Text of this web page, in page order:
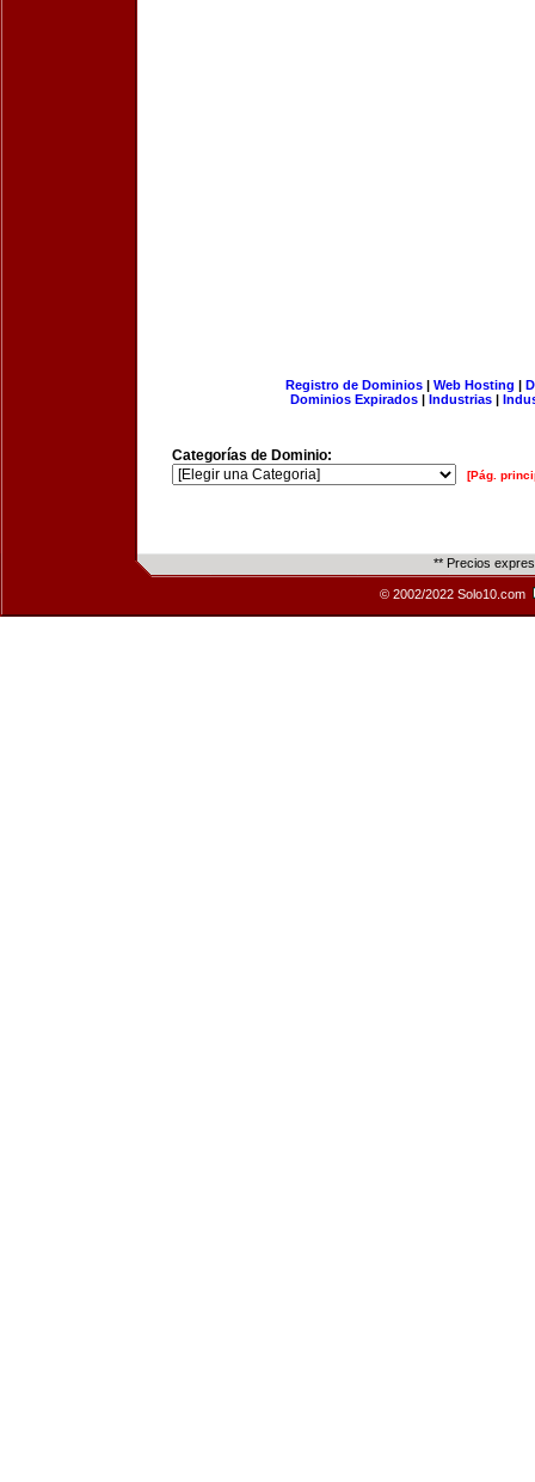
Registro de Dominios| Web Hosting |
Dominios Expirados | Industrias |
Categorías de Dominio:
[Pág.
** Precios
© 2002/2022 Solo10.com